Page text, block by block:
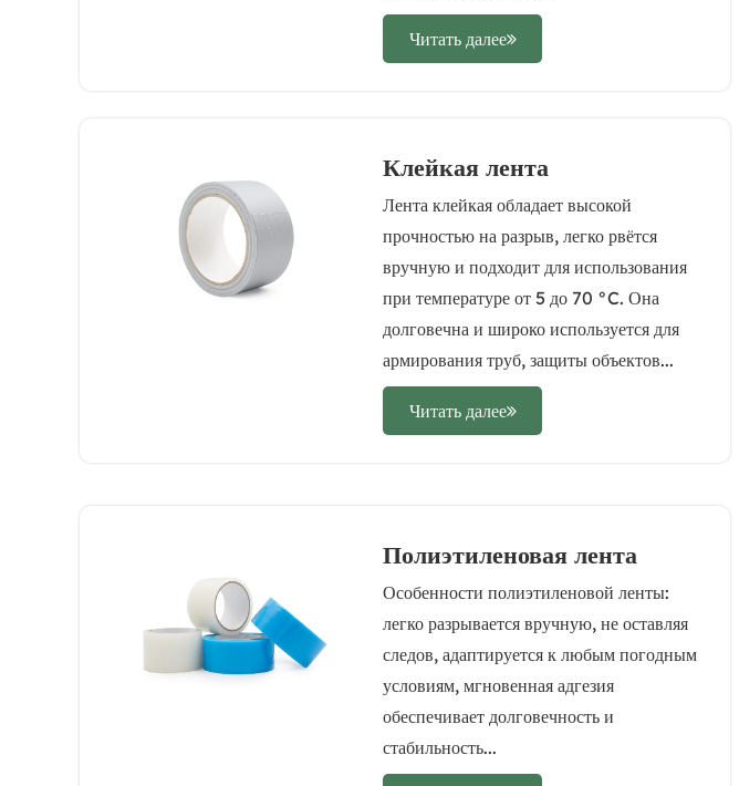
Читать далее
Клейкая лента
Лента клейкая обладает высокой
прочностью на разрыв, легко рвётся
вручную и подходит для использования
при температуре от 5 до 70 °C. Она
долговечна и широко используется для
армирования труб, защиты объектов...
Читать далее
Полиэтиленовая лента
Особенности полиэтиленовой ленты:
легко разрывается вручную, не оставляя
следов, адаптируется к любым погодным
условиям, мгновенная адгезия
обеспечивает долговечность и
стабильность...